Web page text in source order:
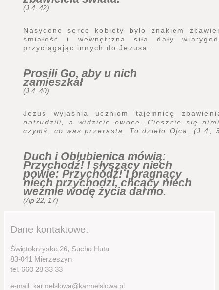
(J 4, 42)
Nasycone serce kobiety było znakiem
śmiałość i wewnętrzna siła dały
przyciągając innych do Jezusa.
Prosili Go, aby u nich
zamieszkał
(J 4, 40)
Jezus wyjaśnia uczniom tajemnicę
natrudzili, a widzicie owoce. Cieszcie się
czymś, co was przerasta. To dzieło Ojca. (J 4,
Duch i Oblubienica mówią:
Przychodź! I słyszący niech
powie: Przychodź! I pragnący
niech przychodzi, chcący niech
weźmie wodę życia darmo.
(Ap 22, 17)
Dane kontaktowe:
Świętokrzyska 26, Sucha Huta
83-041 Mierzeszyn
tel. 660 28 33 33
e-mail: karmelslowa@karmelslowa.pl